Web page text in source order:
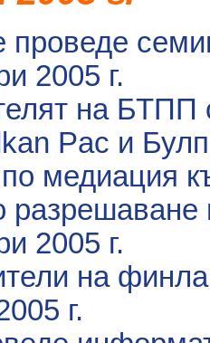
2005 г.
на БТПП
Pac и
медиация
разрешаване
2005 г.
на
г.